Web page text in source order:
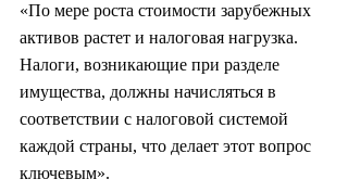
«По мере роста стоимости зарубежных
активов растет и налоговая нагрузка.
Налоги, возникающие при разделе
имущества, должны начисляться в
соответствии с налоговой системой
каждой страны, что делает этот вопрос
ключевым».